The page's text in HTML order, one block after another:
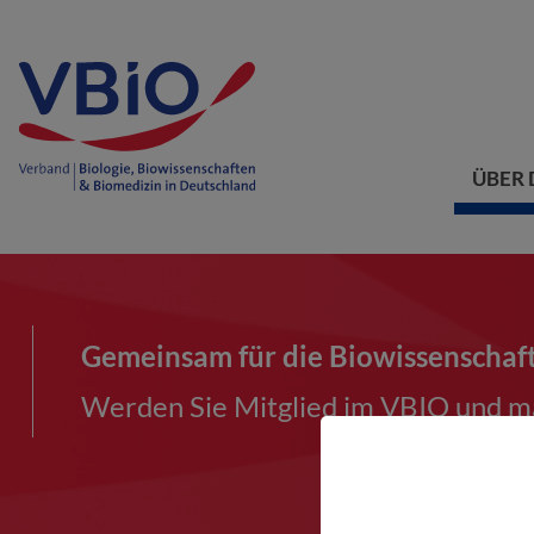
ÜBER
Gemeinsam für die
Werden Sie Mitglied im VBIO und